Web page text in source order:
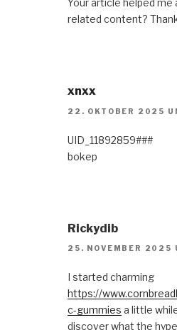
Your article helped me
related content?
xnxx
22. OKTOBER 2025
UID_11892859###
bokep
Rickydib
25. NOVEMBER 2025
I started charming
https://
c-gummies a little
discover what the